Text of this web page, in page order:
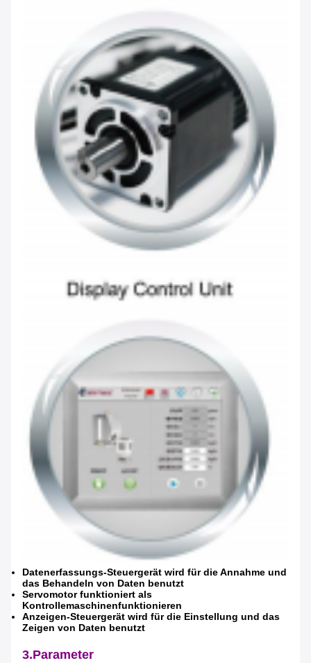
Hinterlass eine Nachricht
Wir rufen Sie bald zurück!
EINREICHUNGEN
Datenerfassungs-Steuergerät wird für die Annahme und
das Behandeln von Daten benutzt
Servomotor funktioniert als
Kontrollemaschinenfunktionieren
Anzeigen-Steuergerät wird für die Einstellung und das
Zeigen von Daten benutzt
3.Parameter